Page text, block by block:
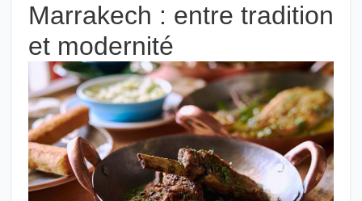
Marrakech : entre tradition
et modernité